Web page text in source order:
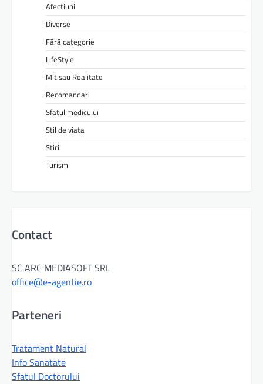
Afectiuni
Diverse
Fără categorie
LifeStyle
Mit sau Realitate
Recomandari
Sfatul medicului
Stil de viata
Stiri
Turism
Contact
SC ARC MEDIASOFT SRL
office@e-agentie.ro
Parteneri
Tratament Natural
Info Sanatate
Sfatul Doctorului